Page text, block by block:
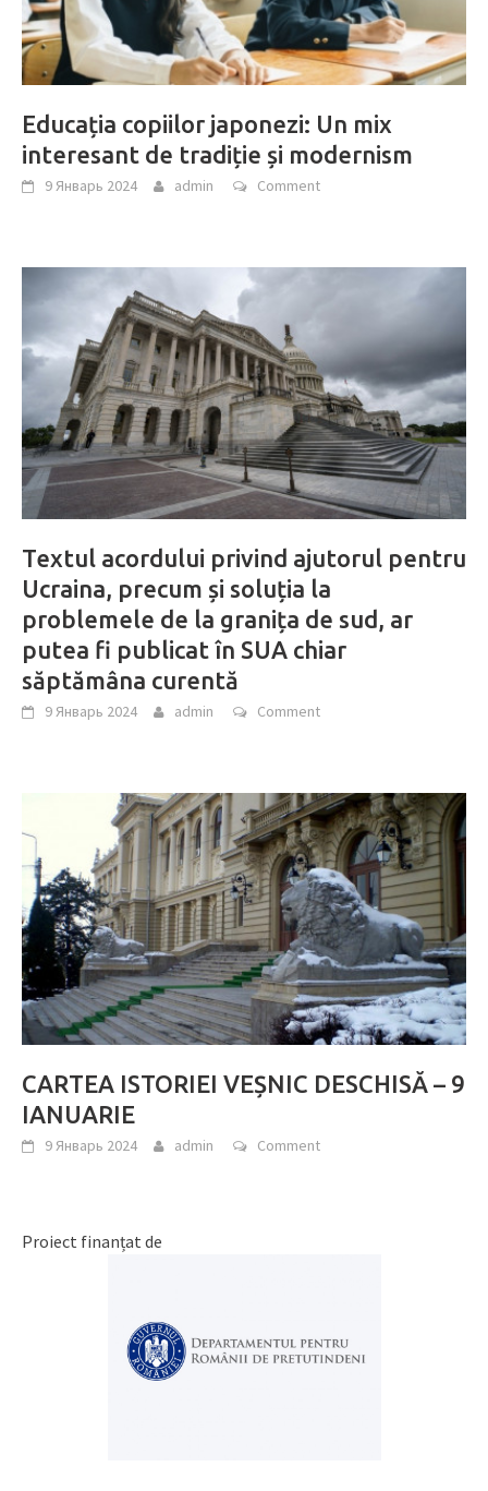
Educația copiilor japonezi: Un mix
interesant de tradiție și modernism
9 Январь 2024 admin Comment
Textul acordului privind ajutorul pentru
Ucraina, precum și soluția la
problemele de la granița de sud, ar
putea fi publicat în SUA chiar
săptămâna curentă
9 Январь 2024 admin Comment
CARTEA ISTORIEI VEȘNIC DESCHISĂ – 9
IANUARIE
9 Январь 2024 admin Comment
Proiect finanțat de